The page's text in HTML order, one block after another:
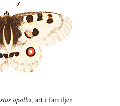
apollo, art i familjen